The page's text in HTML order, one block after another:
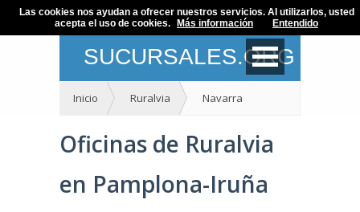
SUCURSALES.ORG
Inicio Ruralvia Navarra
Oficinas de Ruralvia
en Pamplona-Iruña
Las cookies nos ayudan a ofrecer nuestros servicios. Al utilizarlos, usted
acepta el uso de cookies.
Más información Entendido